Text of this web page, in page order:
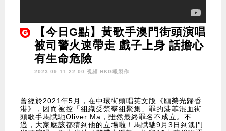
【今日G點】黃歌手澳門街頭演唱
被司警火速帶走 戲子上身 話擔心
有生命危險
2023.09.11 22:00 視頻 HKG報製作
曾經於2021年5月，在中環街頭唱英文版《願榮光歸香
港》，因而被控「組織受禁羣組聚集」罪的港菲混血街
頭歌手馬賦馳Oliver Ma，雖然最終罪名不成立。不
過，大家應該都猜到他的立場啦！馬賦馳9月3日到澳門